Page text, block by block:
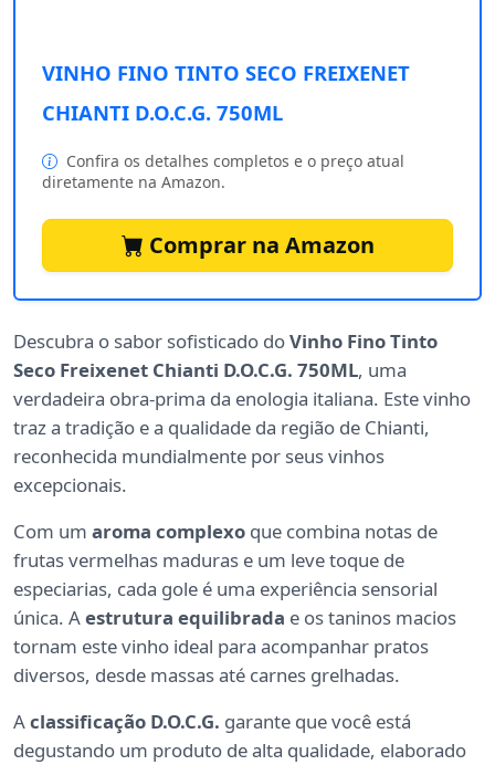
VINHO FINO TINTO SECO FREIXENET
CHIANTI D.O.C.G. 750ML
Confira os detalhes completos e o preço atual
diretamente na Amazon.
Comprar na Amazon
Descubra o sabor sofisticado doVinho Fino Tinto
Seco Freixenet Chianti D.O.C.G. 750ML, uma
verdadeira obra-prima da enologia italiana. Este vinho
traz a tradição e a qualidade da região de Chianti,
reconhecida mundialmente por seus vinhos
excepcionais.
Com um aroma complexo que combina notas de
frutas vermelhas maduras e um leve toque de
especiarias, cada gole é uma experiência sensorial
única. Aestrutura equilibrada e os taninos macios
tornam este vinho ideal para acompanhar pratos
diversos, desde massas até carnes grelhadas.
Aclassificação D.O.C.G. garante que você está
degustando um produto de alta qualidade, elaborado